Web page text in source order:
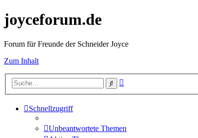
joyceforum.de
Forum für Freunde der Schneider Joyce
Zum Inhalt
Suche
Schnellzugriff
Unbeantwortete Themen